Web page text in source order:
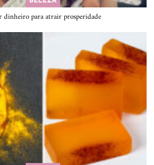
dinheiro para atrair prosperidade